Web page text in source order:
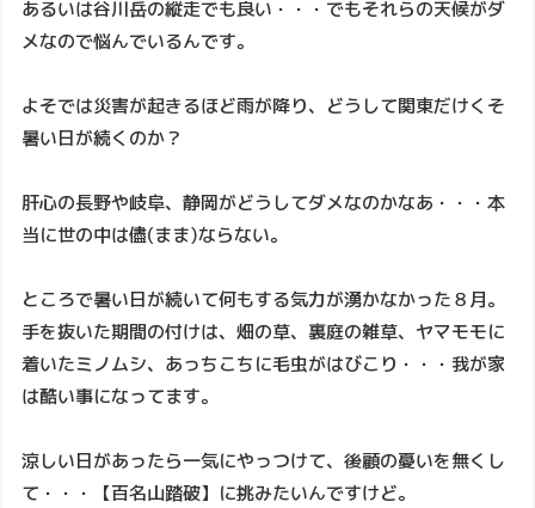
あるいは谷川岳の縦走でも良い・・・でもそれらの天候がダ
メなので悩んでいるんです。
よそでは災害が起きるほど雨が降り、どうして関東だけくそ
暑い日が続くのか？
肝心の長野や岐阜、静岡がどうしてダメなのかなあ・・・本
当に世の中は儘(まま)ならない。
ところで暑い日が続いて何もする気力が湧かなかった８月。
手を抜いた期間の付けは、畑の草、裏庭の雑草、ヤマモモに
着いたミノムシ、あっちこちに毛虫がはびこり・・・我が家
は酷い事になってます。
涼しい日があったら一気にやっつけて、後顧の憂いを無くし
て・・・【百名山踏破】に挑みたいんですけど。